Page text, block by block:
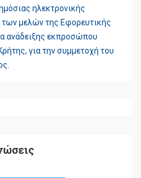
ηλεκτρονικής
των μελών της Εφορευτικής
ανάδειξης εκπροσώπου
για την συμμετοχή του